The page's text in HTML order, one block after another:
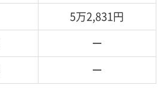
5万2,831円
ー
ー